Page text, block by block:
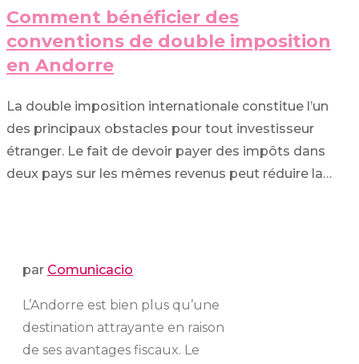
Comment bénéficier des
conventions de double imposition
en Andorre
La double imposition internationale constitue l’un
des principaux obstacles pour tout investisseur
étranger. Le fait de devoir payer des impôts dans
deux pays sur les mêmes revenus peut réduire la…
par Comunicacio
L’Andorre est bien plus qu’une
destination attrayante en raison
de ses avantages fiscaux. Le